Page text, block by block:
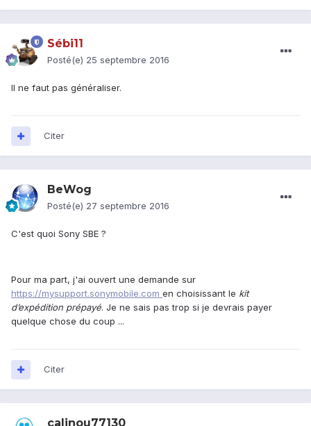
Sébi11
Posté(e) 25 septembre 2016
Il ne faut pas généraliser.
Citer
BeWog
Posté(e) 27 septembre 2016
C'est quoi Sony SBE ?
Pour ma part, j'ai ouvert une demande sur
https://mysupport.sonymobile.com en choisissant le kit
d’expédition prépayé. Je ne sais pas trop si je devrais payer
quelque chose du coup ...
Citer
calinou77130